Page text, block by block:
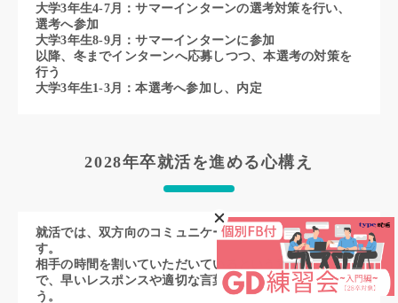
大学3年生4-7月：サマーインターンの選考対策を行い、
選考へ参加
大学3年生8-9月：サマーインターンに参加
以降、冬までインターンへ応募しつつ、本選考の対策を
行う
大学3年生1-3月：本選考へ参加し、内定
2028年卒就活を進める心構え
就活では、双方向のコミュニケーションが重要となりま
す。
相手の時間を割いていただいているという意識のうえ
で、早いレスポンスや適切な言葉選びを心がけましょ
う。